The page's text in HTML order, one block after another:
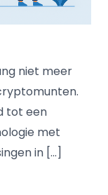
niet meer
tot een
met
in […]